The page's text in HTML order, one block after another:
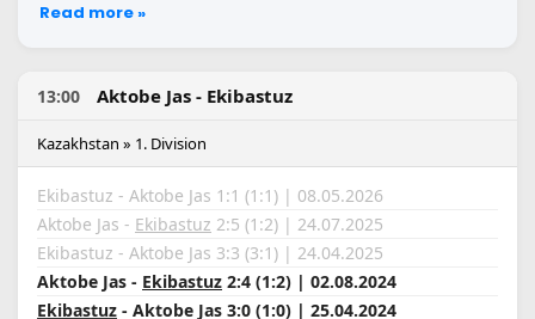
Read more »
13:00 Aktobe Jas - Ekibastuz
Kazakhstan » 1. Division
Ekibastuz - Aktobe Jas 1:1 (1:1) | 08.05.2026
Aktobe Jas - Ekibastuz 2:5 (1:2) | 24.07.2025
Ekibastuz - Aktobe Jas 3:3 (3:1) | 24.04.2025
Aktobe Jas - Ekibastuz 2:4 (1:2) | 02.08.2024
Ekibastuz - Aktobe Jas 3:0 (1:0) | 25.04.2024